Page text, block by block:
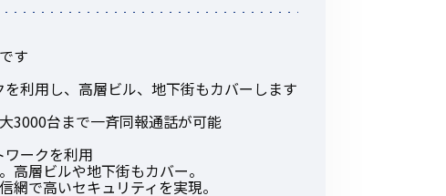
化電源
す
利用し、高層ビル、地下街もカバーします
3000台まで一斉同報通話が可能
ークを利用
高層ビルや地下街もカバー。
で高いセキュリティを実現。